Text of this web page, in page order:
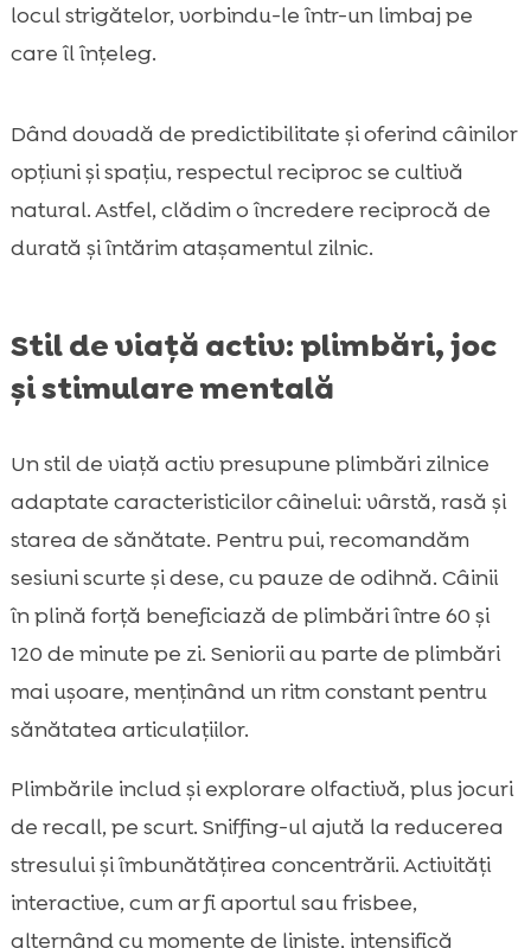
locul strigătelor, vorbindu-le într-un limbaj pe
care îl înțeleg.
Dând dovadă de predictibilitate și oferind câinilor
opțiuni și spațiu, respectul reciproc se cultivă
natural. Astfel, clădim o încredere reciprocă de
durată și întărim atașamentul zilnic.
Stil de viață activ: plimbări, joc
și stimulare mentală
Un stil de viață activ presupune plimbări zilnice
adaptate caracteristicilor câinelui: vârstă, rasă și
starea de sănătate. Pentru pui, recomandăm
sesiuni scurte și dese, cu pauze de odihnă. Câinii
în plină forță beneficiază de plimbări între 60 și
120 de minute pe zi. Seniorii au parte de plimbări
mai ușoare, menținând un ritm constant pentru
sănătatea articulațiilor.
Plimbările includ și explorare olfactivă, plus jocuri
de recall, pe scurt. Sniffing-ul ajută la reducerea
stresului și îmbunătățirea concentrării. Activități
interactive, cum ar fi aportul sau frisbee,
alternând cu momente de liniste, intensifică